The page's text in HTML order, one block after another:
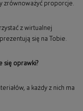
zrównoważyć proporcje.
z wirtualnej
się na Tobie.
się oprawki?
a każdy z nich ma